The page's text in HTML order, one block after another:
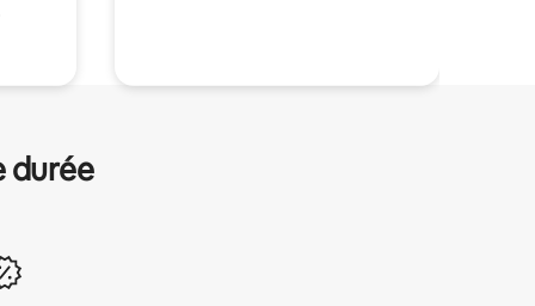
durée